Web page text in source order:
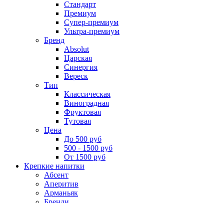
Стандарт
Премиум
Супер-премиум
Ультра-премиум
Бренд
Absolut
Царская
Синергия
Вереск
Тип
Классическая
Виноградная
Фруктовая
Тутовая
Цена
До 500 руб
500 - 1500 руб
От 1500 руб
Крепкие напитки
Абсент
Аперитив
Арманьяк